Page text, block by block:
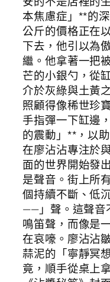
本焦慮症」**的
公斤的價格正在
下去，他引以為
繼。他拿著一把
芒的小銀勺，從
介於灰綠與土黃
照顧得像稀世珍
手指彈一下缸邊
的震動」**，以
在廖沾沾專注於
面的世界開始發
是聲音。街上所
個持續不斷、低
——」聲。這聲音
鳴笛聲，而像是
在哀嚎。廖沾沾
蒜泥的「寧靜冥
竟，順手從桌上